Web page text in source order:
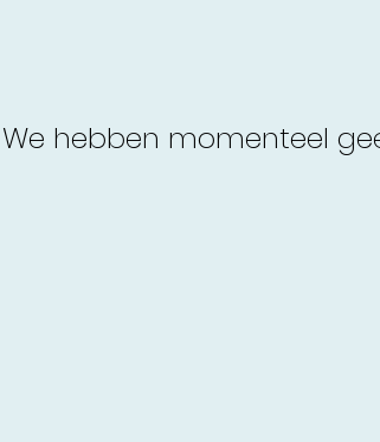
We hebben momenteel